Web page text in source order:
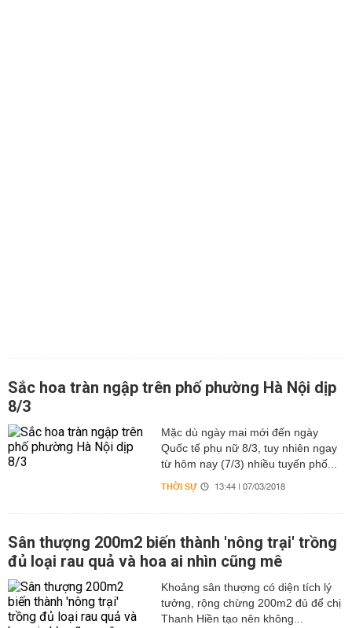
Sắc hoa tràn ngập trên phố phường Hà Nội dịp
8/3
Mặc dù ngày mai mới đến ngày
Quốc tế phụ nữ 8/3, tuy nhiên ngay
từ hôm nay (7/3) nhiều tuyến phố...
THỜI SỰ 13:44 | 07/03/2018
Sân thượng 200m2 biến thành 'nông trại' trồng
đủ loại rau quả và hoa ai nhìn cũng mê
Khoảng sân thượng có diện tích lý
tưởng, rộng chừng 200m2 đủ để chị
Thanh Hiền tạo nên không...